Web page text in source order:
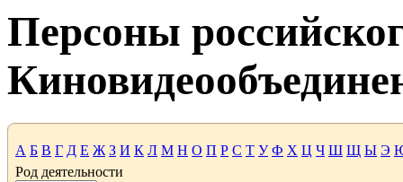
Персоны
А Б В Г Д Е Ж З И К Л М Н О П Р С Т У Ф Х Ц Ч Ш Щ Ы Э
Род деятельности